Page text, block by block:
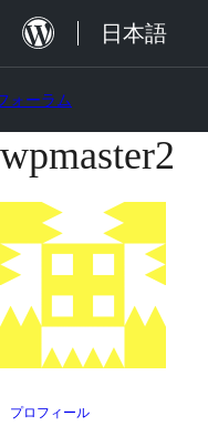
キ
日本語
ォーラム
コ
ン
ツ
へ
ッ
wpmaster2
プロフィール